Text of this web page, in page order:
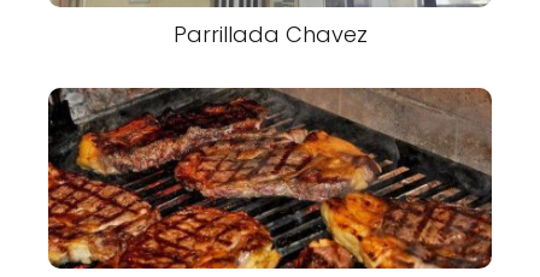
Parrillada Chavez